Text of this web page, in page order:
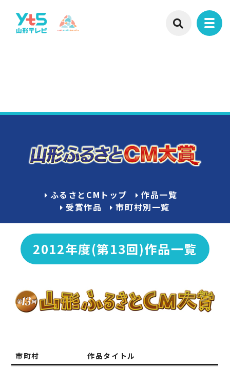
ふるさとCMトップ
作品一覧
受賞作品
市町村別一覧
2012年度(第13回)作品一覧
市町村
作品タイトル